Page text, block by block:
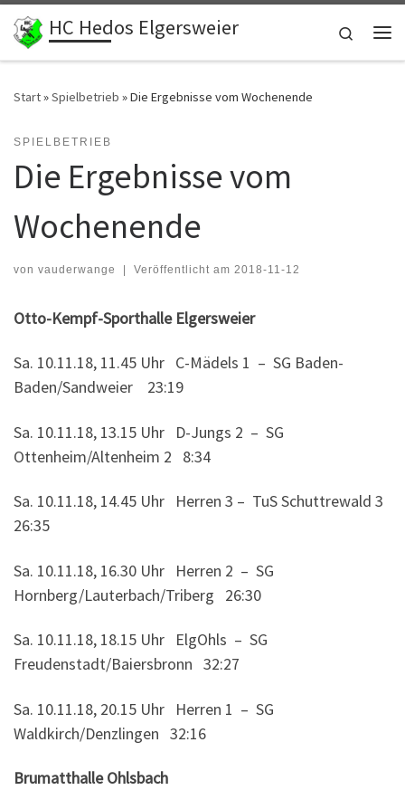
Zum Inhalt springen
HC Hedos Elgersweier
Search
Start»Spielbetrieb »Die Ergebnisse vom Wochenende
SPIELBETRIEB
Die Ergebnisse vom
Wochenende
von vauderwange | Veröffentlicht am 2018-11-12
Otto-Kempf-Sporthalle Elgersweier
Sa. 10.11.18, 11.45 Uhr C-Mädels 1 – SG Baden-
Baden/Sandweier 23:19
Sa. 10.11.18, 13.15 Uhr D-Jungs 2 – SG
Ottenheim/Altenheim 2 8:34
Sa. 10.11.18, 14.45 Uhr Herren 3 – TuS Schuttrewald 3
26:35
Sa. 10.11.18, 16.30 Uhr Herren 2 – SG
Hornberg/Lauterbach/Triberg 26:30
Sa. 10.11.18, 18.15 Uhr ElgOhls – SG
Freudenstadt/Baiersbronn 32:27
Sa. 10.11.18, 20.15 Uhr Herren 1 – SG
Waldkirch/Denzlingen 32:16
Brumatthalle Ohlsbach